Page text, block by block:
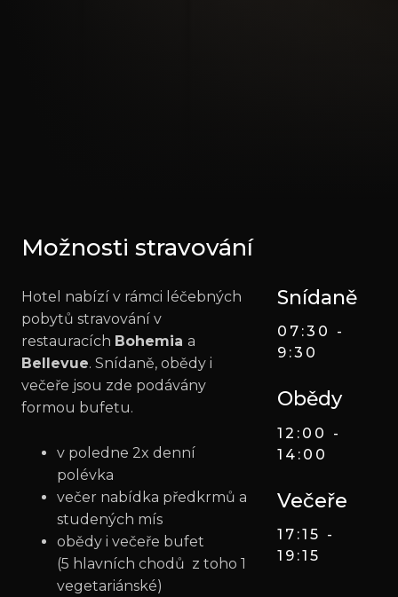
Možnosti stravování
Hotel nabízí v rámci léčebných
pobytů stravování v
restauracích Bohemia a
Bellevue. Snídaně, obědy i
večeře jsou zde podávány
formou bufetu.
v poledne 2x denní
polévka
večer nabídka předkrmů a
studených mís
obědy i večeře bufet
(5 hlavních chodů z toho 1
vegetariánské)
Snídaně
07:30 -
9:30
Obědy
12:00 -
14:00
Večeře
17:15 -
19:15